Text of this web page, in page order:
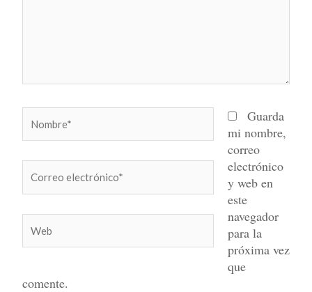
electrónico*
Guarda
mi nombre,
correo
electrónico
y web en
este
navegador
para la
próxima vez
que
comente.